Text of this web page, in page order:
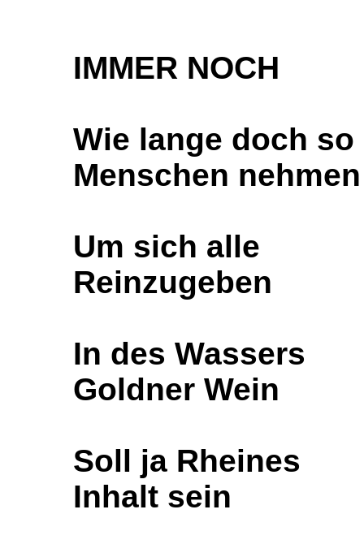
IMMER NOCH
Wie lange doch so
Menschen nehmen
Um sich alle
Reinzugeben
In des Wassers
Goldner Wein
Soll ja Rheines
Inhalt sein